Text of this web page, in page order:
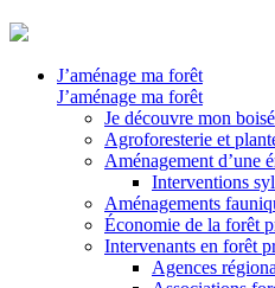
J’aménage ma forêt
J’aménage ma forêt
Je découvre mon boisé
Agroforesterie et
Aménagement d’une
Interventions
Aménagements
Économie de la forêt
Intervenants en forêt
Agences